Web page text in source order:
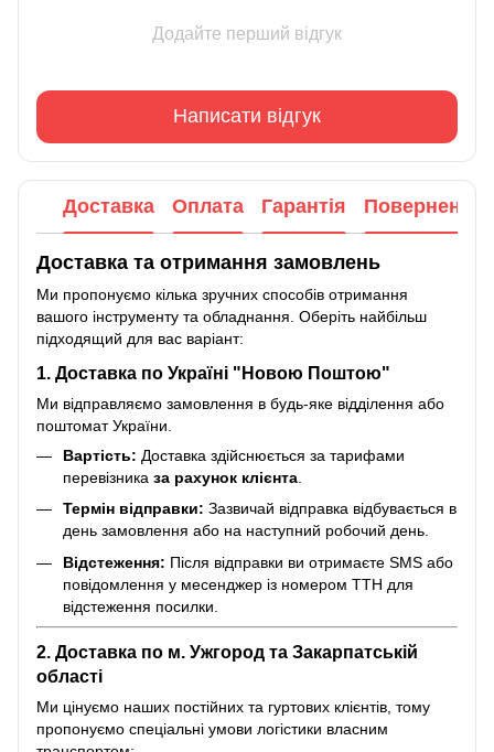
Додайте перший відгук
Написати відгук
Доставка Оплата Гарантія Повернення
Доставка та отримання замовлень
Ми пропонуємо кілька зручних способів отримання
вашого інструменту та обладнання. Оберіть найбільш
підходящий для вас варіант:
1. Доставка по Україні "Новою Поштою"
Ми відправляємо замовлення в будь-яке відділення або
поштомат України.
Вартість: Доставка здійснюється за тарифами
перевізника за рахунок клієнта
Термін відправки: Зазвичай відправка відбувається в
день замовлення або на наступний робочий день.
Відстеження: Після відправки ви отримаєте SMS або
повідомлення у месенджер із номером ТТН для
відстеження посилки.
2. Доставка по м. Ужгород та Закарпатській
області
Ми цінуємо наших постійних та гуртових клієнтів, тому
пропонуємо спеціальні умови логістики власним